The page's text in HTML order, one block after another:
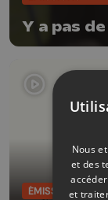
Y a pas
ÉMISSIONS
Nous
et des
et